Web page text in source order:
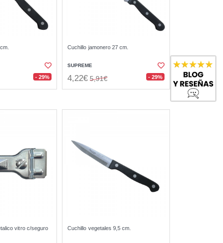
- 29%
Cuchillo jamonero 27 cm.
SUPREME
4,22€ 5,91€ - 29%
vitro c/seguro Cuchillo vegetales 9,5 cm.